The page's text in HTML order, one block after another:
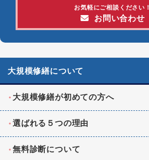
お気軽にご相談ください！
お問い合わせ
大規模修繕について
大規模修繕が初めての方へ
選ばれる５つの理由
無料診断について